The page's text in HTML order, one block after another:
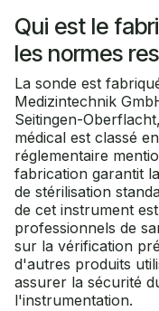
Qui est le
les normes
La sonde est
Medizintechnik
Seitingen-
médical est classé
réglementaire
fabrication garantit
de stérilisation
de cet instrument
professionnels de
sur la vérification
d'autres produits
assurer la sécurité
l'instrumentation.